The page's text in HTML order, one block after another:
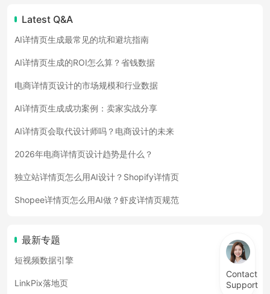
Latest Q&A
AI详情页生成最常见的坑和避坑指南
AI详情页生成的ROI怎么算？省钱数据
电商详情页设计的市场规模和行业数据
AI详情页生成成功案例：卖家实战分享
AI详情页会取代设计师吗？电商设计的未来
2026年电商详情页设计趋势是什么？
独立站详情页怎么用AI设计？Shopify详情页
Shopee详情页怎么用AI做？虾皮详情页规范
最新专题
短视频数据引擎
LinkPix落地页
Contact
Support